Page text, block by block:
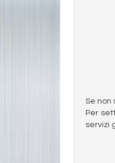
Se non
Per
servizi